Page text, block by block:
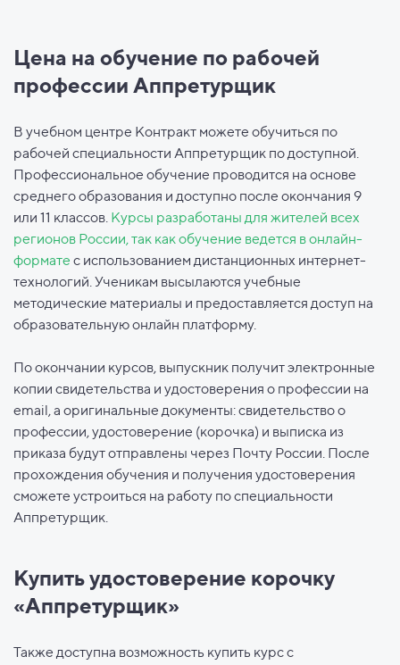
Цена на обучение по рабочей
профессии Аппретурщик
В учебном центре Контракт можете обучиться по
рабочей специальности Аппретурщик по доступной.
Профессиональное обучение проводится на основе
среднего образования и доступно после окончания 9
или 11 классов. Курсы разработаны для жителей всех
регионов России, так как обучение ведется в онлайн-
формате с использованием дистанционных интернет-
технологий. Ученикам высылаются учебные
методические материалы и предоставляется доступ на
образовательную онлайн платформу.
По окончании курсов, выпускник получит электронные
копии свидетельства и удостоверения о профессии на
email, а оригинальные документы: свидетельство о
профессии, удостоверение (корочка) и выписка из
приказа будут отправлены через Почту России. После
прохождения обучения и получения удостоверения
сможете устроиться на работу по специальности
Аппретурщик.
Купить удостоверение корочку
«Аппретурщик»
Также доступна возможность купить курс с